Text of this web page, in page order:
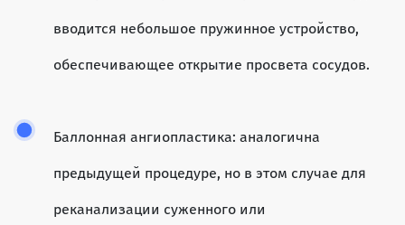
вводится небольшое пружинное устройство,
обеспечивающее открытие просвета сосудов.
Баллонная ангиопластика: аналогична
предыдущей процедуре, но в этом случае для
реканализации суженного или